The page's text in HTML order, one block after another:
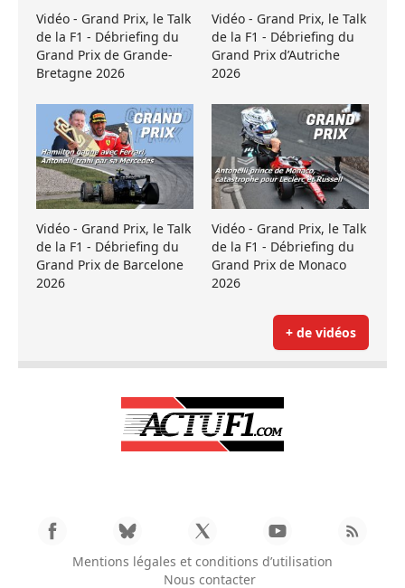
Vidéo - Grand Prix, le Talk
de la F1 - Débriefing du
Grand Prix de Grande-
Bretagne 2026
Vidéo - Grand Prix, le Talk
de la F1 - Débriefing du
Grand Prix d’Autriche
2026
Vidéo - Grand Prix, le Talk
de la F1 - Débriefing du
Grand Prix de Barcelone
2026
Vidéo - Grand Prix, le Talk
de la F1 - Débriefing du
Grand Prix de Monaco
2026
+ de vidéos
Mentions légales et conditions d’utilisation
Nous contacter